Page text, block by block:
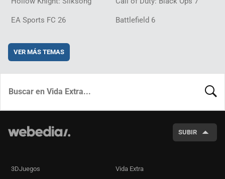
EA Sports FC 26 Battlefield 6
VER MÁS TEMAS
SUBIR
3DJuegos Vida Extra